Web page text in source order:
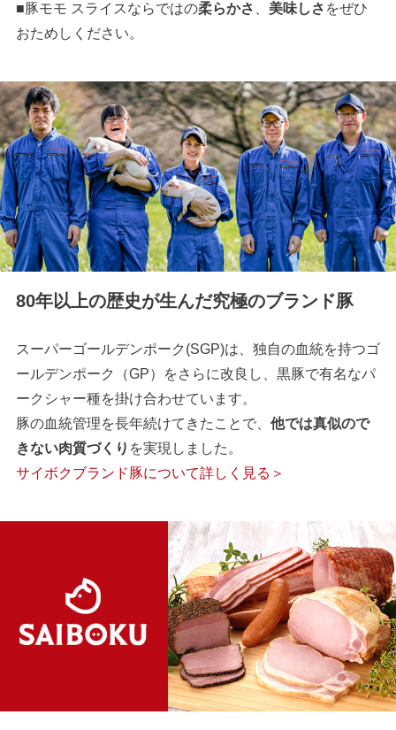
■豚モモ スライスならではの柔らかさ 美味しさ をぜひ
おためしください。
80年以上の歴史が生んだ究極のブランド豚
スーパーゴールデンポーク(SGP)は、独自の血統を持つゴ
ールデンポーク（GP）をさらに改良し、黒豚で有名なパ
ークシャー種を掛け合わせています。
豚の血統管理を長年続けてきたことで、 他では真似ので
きない肉質づくり を実現しました。
サイボクブランド豚について詳しく見る＞